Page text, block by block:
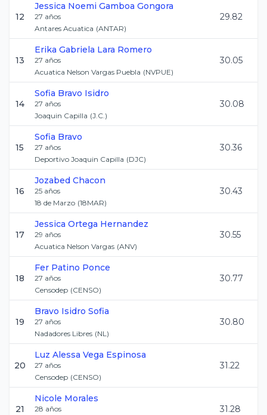
12
Jessica Noemi Gamboa Gongora
27 años
Antares Acuatica (ANTAR)
29.82
13
Erika Gabriela Lara Romero
27 años
Acuatica Nelson Vargas Puebla (NVPUE)
30.05
14
Sofia Bravo Isidro
27 años
Joaquin Capilla (J.C.)
30.08
15
Sofia Bravo
27 años
Deportivo Joaquin Capilla (DJC)
30.36
16
Jozabed Chacon
25 años
18 de Marzo (18MAR)
30.43
17
Jessica Ortega Hernandez
29 años
Acuatica Nelson Vargas (ANV)
30.55
18
Fer Patino Ponce
27 años
Censodep (CENSO)
30.77
19
Bravo Isidro Sofia
27 años
Nadadores Libres (NL)
30.80
20
Luz Alessa Vega Espinosa
27 años
Censodep (CENSO)
31.22
21
Nicole Morales
28 años
31.28